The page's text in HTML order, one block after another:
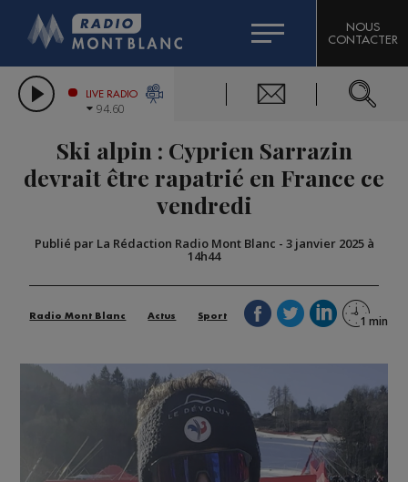
LES CHRONIQUES DE L'EXPERT
CITIZEN MACHINERY
GRAND MASSIF DOMAINES SKIABLES
BIGARD
COMPAGNIE DU MONT-BLANC
NOUS
CONTACTER
LIVE RADIO
94.60
Ski alpin : Cyprien Sarrazin
devrait être rapatrié en France ce
vendredi
Publié par La Rédaction Radio Mont Blanc - 3 janvier 2025 à
14h44
Radio Mont Blanc Actus Sport